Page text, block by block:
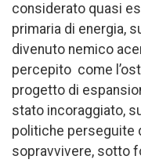
considerato quasi
primaria di energia,
divenuto nemico
percepito come
progetto di
stato incoraggiato,
politiche perseguite
sopravvivere, sotto